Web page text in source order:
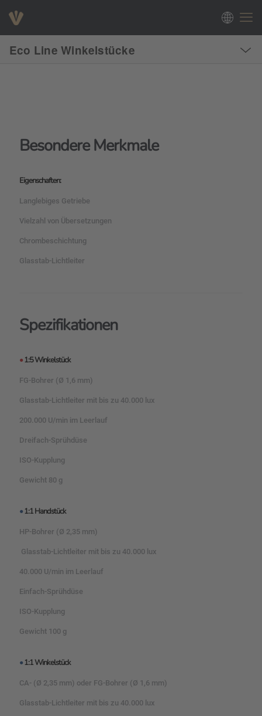
Eco Line Winkelstücke
Besondere Merkmale
Eigenschaften:
Langlebiges Getriebe
Vielzahl von Übersetzungen
Chrombeschichtung
Glasstab-Lichtleiter
Spezifikationen
•1:5 Winkelstück
FG-Bohrer (Ø 1,6 mm)
Glasstab-Lichtleiter mit bis zu 40.000 lux
200.000 U/min im Leerlauf
Dreifach-Sprühdüse
ISO-Kupplung
Gewicht 80 g
•1:1 Handstück
HP-Bohrer (Ø 2,35 mm)
Glasstab-Lichtleiter mit bis zu 40.000 lux
40.000 U/min im Leerlauf
Einfach-Sprühdüse
ISO-Kupplung
Gewicht 100 g
•1:1 Winkelstück
CA- (Ø 2,35 mm) oder FG-Bohrer (Ø 1,6 mm)
Glasstab-Lichtleiter mit bis zu 40.000 lux